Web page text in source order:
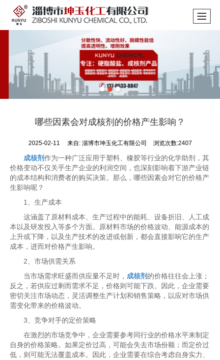
哪些因素会对成核剂的价格产生影响？
2025-02-11 来自: 淄博市坤玉化工有限公司 浏览次数:2407
成核剂作为一种广泛应用于塑料、橡胶等行业的化学助剂，其
价格变动不仅关乎生产企业的利润空间，也深刻影响着下游产业链
的成本结构和消费者的购买决策。那么，哪些因素会对它的价格产
生影响呢？
1、生产成本
这涵盖了原材料成本、生产过程中的能耗、设备折旧、人工成
本以及研发投入等多个方面。原材料市场的价格波动、能源成本的
上升或下降，以及生产技术的改进或创新，都会直接影响它的生产
成本，进而对价格产生影响。
2、市场供需关系
当市场需求旺盛而供应量不足时， 成核剂 的价格往往会上涨；
反之，若供应过剩而需求不足，价格则可能下跌。因此，企业需要
密切关注市场动态，灵活调整生产计划和销售策略，以应对市场供
需变化带来的价格波动。
3、竞争对手的定价策略
在激烈的市场竞争中，企业需要参考同行业的价格水平来制定
自身的价格策略。如果定价过高，可能会失去市场份额；而定价过
低，则可能无法覆盖成本。因此，企业需要在综合考虑自身实力、